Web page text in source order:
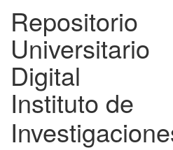
Repositorio
Universitario
Digital
Instituto de